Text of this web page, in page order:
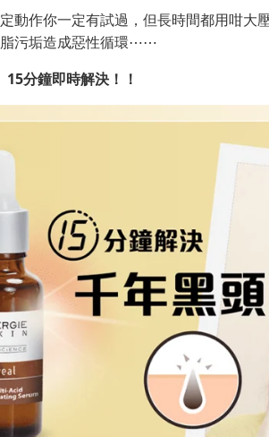
動作你一定有試過，但長時間都用咁
污垢造成惡性循環⋯⋯
分鐘即時解決！！